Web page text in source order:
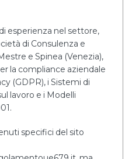
esperienza nel settore,
di Consulenza e
e Spinea (Venezia),
la compliance aziendale
(GDPR), i Sistemi di
lavoro e i Modelli
specifici del sito